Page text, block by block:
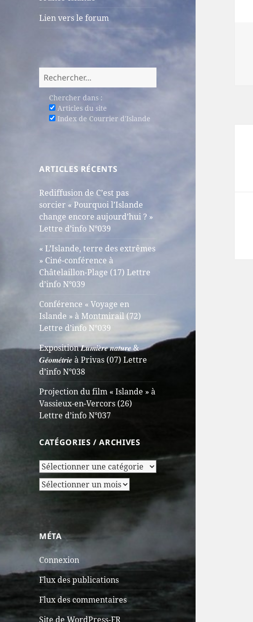
Lien vers le forum
Rechercher :
Chercher dans :
Articles du site
Index de Courrier d'Islande
ARTICLES RÉCENTS
Rediffusion de C’est pas
sorcier « Pourquoi l’Islande
change encore aujourd’hui ? »
Lettre d’info N°039
« L’Islande, terre des extrêmes
» Ciné-conférence à
Châtelaillon-Plage (17) Lettre
d’info N°039
Conférence « Voyage en
Islande » à Montmirail (72)
Lettre d’info N°039
Exposition 𝑳𝒖𝒎𝒊𝒆̀𝒓𝒆 𝒏𝒂𝒕𝒖𝒓𝒆 &
𝑮𝒆́𝒐𝒎𝒆́𝒕𝒓𝒊𝒆 à Privas (07) Lettre
d’info N°038
Projection du film « Islande » à
Vassieux-en-Vercors (26)
Lettre d’info N°037
CATÉGORIES / ARCHIVES
Catégories
/
Archives
Archives
MÉTA
Connexion
Flux des publications
Flux des commentaires
Site de WordPress-FR